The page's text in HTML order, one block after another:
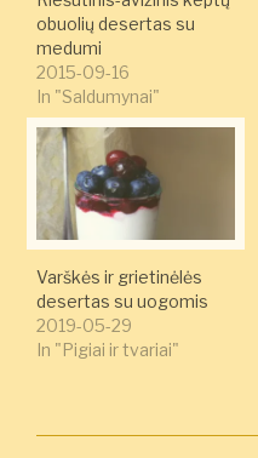
obuolių desertas su
medumi
2015-09-16
In "Saldumynai"
Varškės ir grietinėlės
desertas su uogomis
2019-05-29
In "Pigiai ir tvariai"